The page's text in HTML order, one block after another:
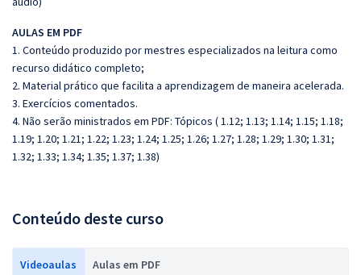
AULAS EM PDF
1. Conteúdo produzido por mestres especializados na leitura como
recurso didático completo;
2. Material prático que facilita a aprendizagem de maneira acelerada.
3. Exercícios comentados.
4. Não serão ministrados em PDF: Tópicos ( 1.12; 1.13; 1.14; 1.15; 1.18;
1.19; 1.20; 1.21; 1.22; 1.23; 1.24; 1.25; 1.26; 1.27; 1.28; 1.29; 1.30; 1.31;
1.32; 1.33; 1.34; 1.35; 1.37; 1.38)
Conteúdo deste curso
Videoaulas Aulas em PDF